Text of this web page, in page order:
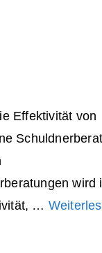
Effektivität von
wird
…